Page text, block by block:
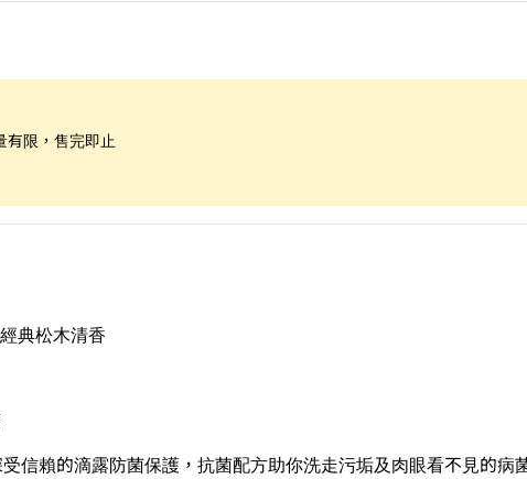
有限，售完即止
典松木清香
信賴的滴露防菌保護，抗菌配方助你洗走污垢及肉眼看不見的病